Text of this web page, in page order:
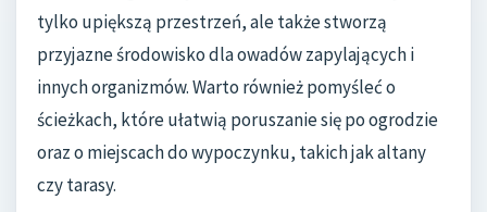
tylko upiększą przestrzeń, ale także stworzą
przyjazne środowisko dla owadów zapylających i
innych organizmów. Warto również pomyśleć o
ścieżkach, które ułatwią poruszanie się po ogrodzie
oraz o miejscach do wypoczynku, takich jak altany
czy tarasy.